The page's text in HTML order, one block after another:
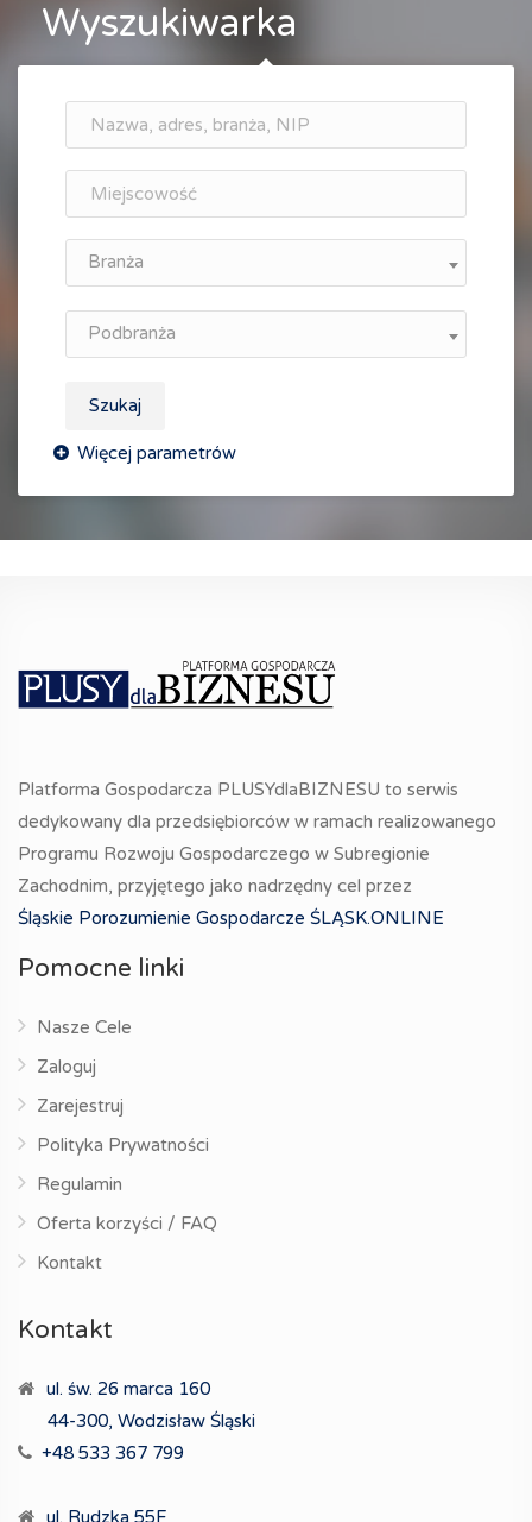
Wyszukiwarka
Branża
Podbranża
Szukaj
Platforma Gospodarcza PLUSYdlaBIZNESU to serwis
dedykowany dla przedsiębiorców w ramach realizowanego
Programu Rozwoju Gospodarczego w Subregionie
Zachodnim, przyjętego jako nadrzędny cel przez
Śląskie Porozumienie Gospodarcze ŚLĄSK.ONLINE
Pomocne linki
Nasze Cele
Zaloguj
Zarejestruj
Polityka Prywatności
Regulamin
Oferta korzyści / FAQ
Kontakt
Kontakt
ul. św. 26 marca 160
44-300, Wodzisław Śląski
+48 533 367 799
ul. Rudzka 55F